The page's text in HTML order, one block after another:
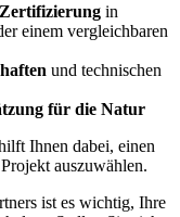
in
einem vergleichbaren
und technischen
für die Natur
Ihnen dabei, einen
auszuwählen.
ist es wichtig, Ihre